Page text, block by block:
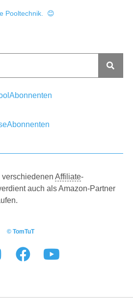
Pooltechnik. 😊
Abonnenten
Abonnenten
verschiedenen Affiliate-
auch als Amazon-Partner
© TomTuT